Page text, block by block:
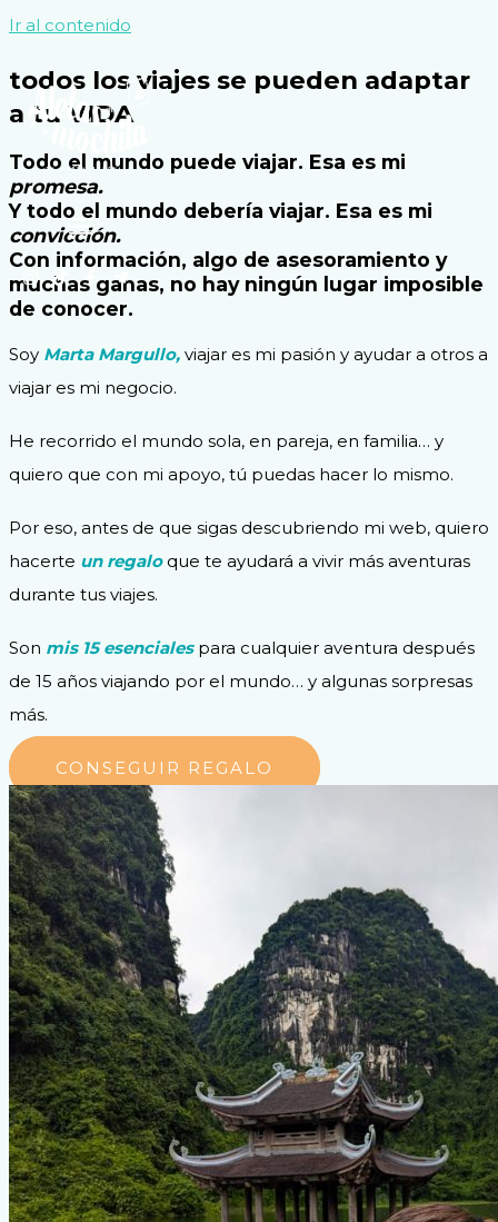
Ir al contenido
todos los viajes se pueden adaptar
a tu VIDA
Todo el mundo puede viajar. Esa es mi
promesa.
Y todo el mundo debería viajar. Esa es mi
convicción.
Con información, algo de asesoramiento y
muchas ganas, no hay ningún lugar imposible
de conocer.
Soy Marta Margullo, viajar es mi pasión y ayudar a otros a
viajar es mi negocio.
He recorrido el mundo sola, en pareja, en familia… y
quiero que con mi apoyo, tú puedas hacer lo mismo.
Por eso, antes de que sigas descubriendo mi web, quiero
hacerte un regaloque te ayudará a vivir más aventuras
durante tus viajes.
Son mis 15 esencialespara cualquier aventura después
de 15 años viajando por el mundo… y algunas sorpresas
más.
CONSEGUIR REGALO